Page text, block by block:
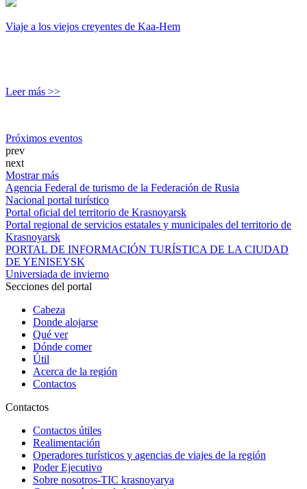
Viaje a los viejos creyentes de Kaa-Hem
Leer más >>
Próximos eventos
prev
next
Mostrar más
Agencia Federal de turismo de la Federación de Rusia
Nacional portal turístico
Portal oficial del territorio de Krasnoyarsk
Portal regional de servicios estatales y municipales del territorio de
Krasnoyarsk
PORTAL DE INFORMACIÓN TURÍSTICA DE LA CIUDAD
DE YENISEYSK
Universiada de invierno
Secciones del portal
Cabeza
Donde alojarse
Qué ver
Dónde comer
Útil
Acerca de la región
Contactos
Contactos
Contactos útiles
Realimentación
Operadores turísticos y agencias de viajes de la región
Poder Ejecutivo
Sobre nosotros-TIC krasnoyarya